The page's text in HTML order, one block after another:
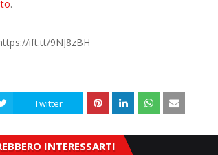
.
ift.tt/9NJ8zBH
Twitter
INTERESSARTI